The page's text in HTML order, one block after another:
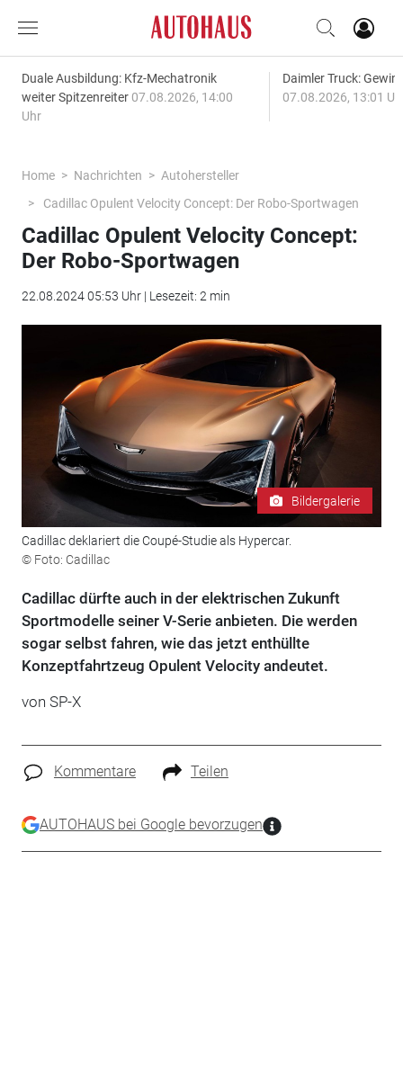
Duale Ausbildung: Kfz-Mechatronik
weiter Spitzenreiter 07.08.2026, 14:00
Uhr
Daimler Truck:
07.08.2026, 13:01
Home Nachrichten
Autohersteller
Cadillac Opulent Velocity Concept: Der Robo-Sportwagen
Cadillac Opulent Velocity Concept:
Der Robo-Sportwagen
22.08.2024 05:53 Uhr | Lesezeit: 2 min
Bildergalerie
Cadillac deklariert die Coupé-Studie als Hypercar.
© Foto: Cadillac
Cadillac dürfte auch in der elektrischen Zukunft
Sportmodelle seiner V-Serie anbieten. Die werden
sogar selbst fahren, wie das jetzt enthüllte
Konzeptfahrtzeug Opulent Velocity andeutet.
von SP-X
Kommentare Teilen
AUTOHAUS bei Google bevorzugen